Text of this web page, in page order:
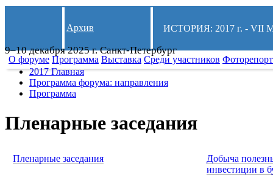
9–10 декабря 2025 г. Санкт-Петербург
Архив ИСТОРИЯ: 2017 г. -
О форуме Программа Выставка Среди участников
2017 Главная
Программа форума: направления
Программа
Пленарные заседания
Пленарные заседания
Добыча
инвестиции в